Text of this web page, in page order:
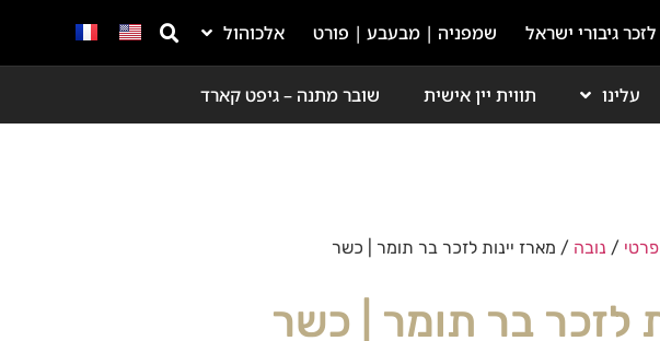
לזכר גיבורי ישראל שמפניה | מבעבע | פורט אלכוהול
עלינו תווית יין אישית שובר מתנה – גיפט קארד
/ נובה / מארז יינות לזכר בר תומר | כשר
לזכר בר תומר | כשר